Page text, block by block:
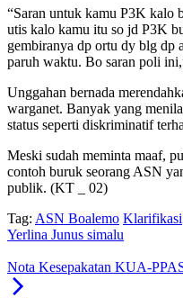
“Saran untuk kamu P3K kalo
utis kalo kamu itu so jd P3K
gembiranya dp ortu dy blg dp
paruh waktu. Bo saran poli
Unggahan bernada
warganet. Banyak yang
status seperti diskriminatif
Meski sudah meminta maaf,
contoh buruk seorang ASN
publik. (KT _ 02)
Tag: ASN Boalemo Klarifikasi
Yerlina Junus simalu
Nota Kesepakatan KUA-